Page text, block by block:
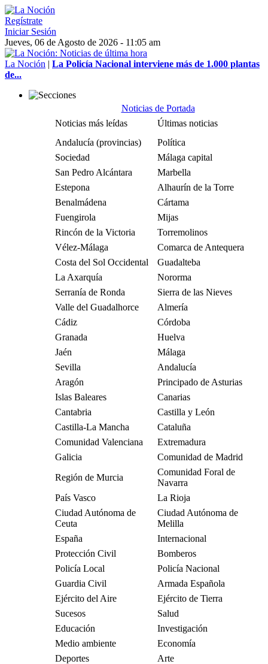
Regístrate
Iniciar Sesión
Jueves, 06 de Agosto de 2026 - 11:05 am
La Noción | La Policía Nacional interviene más de 1.000 plantas
de...
Noticias de Portada
Noticias más leídas
Últimas noticias
Andalucía (provincias)
Política
Sociedad
Málaga capital
San Pedro Alcántara
Marbella
Estepona
Alhaurín de la Torre
Benalmádena
Cártama
Fuengirola
Mijas
Rincón de la Victoria
Torremolinos
Vélez-Málaga
Comarca de Antequera
Costa del Sol Occidental
Guadalteba
La Axarquía
Nororma
Serranía de Ronda
Sierra de las Nieves
Valle del Guadalhorce
Almería
Cádiz
Córdoba
Granada
Huelva
Jaén
Málaga
Sevilla
Andalucía
Aragón
Principado de Asturias
Islas Baleares
Canarias
Cantabria
Castilla y León
Castilla-La Mancha
Cataluña
Comunidad Valenciana
Extremadura
Galicia
Comunidad de Madrid
Región de Murcia
Comunidad Foral de
Navarra
País Vasco
La Rioja
Ciudad Autónoma de
Ceuta
Ciudad Autónoma de
Melilla
España
Internacional
Protección Civil
Bomberos
Policía Local
Policía Nacional
Guardia Civil
Armada Española
Ejército del Aire
Ejército de Tierra
Sucesos
Salud
Educación
Investigación
Medio ambiente
Economía
Deportes
Arte